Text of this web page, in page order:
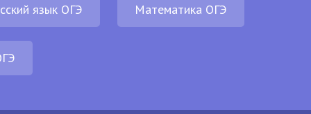
язык ОГЭ Математика ОГЭ